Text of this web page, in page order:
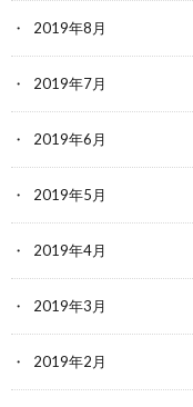
2019年8月
2019年7月
2019年6月
2019年5月
2019年4月
2019年3月
2019年2月